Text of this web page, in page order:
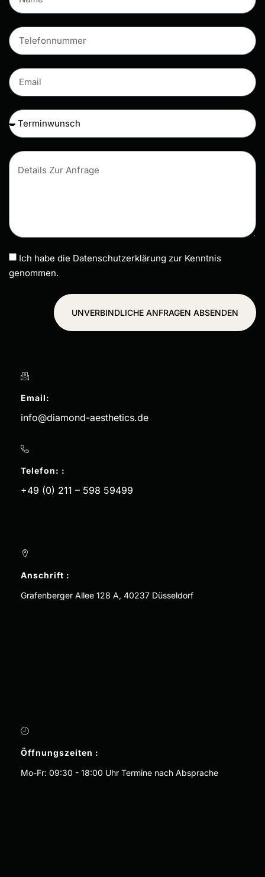
Ich habe die Datenschutzerklärung zur Kenntnis
genommen.
UNVERBINDLICHE ANFRAGEN ABSENDEN
Email:
info@diamond-aesthetics.de
Telefon: :
+49 (0) 211 – 598 59499
Anschrift :
Grafenberger Allee 128 A, 40237 Düsseldorf
Öffnungszeiten :
Mo-Fr: 09:30 - 18:00 Uhr Termine nach Absprache